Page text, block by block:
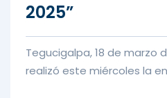
2025”
Tegucigalpa, 18 de marzo
realizó este miércoles la